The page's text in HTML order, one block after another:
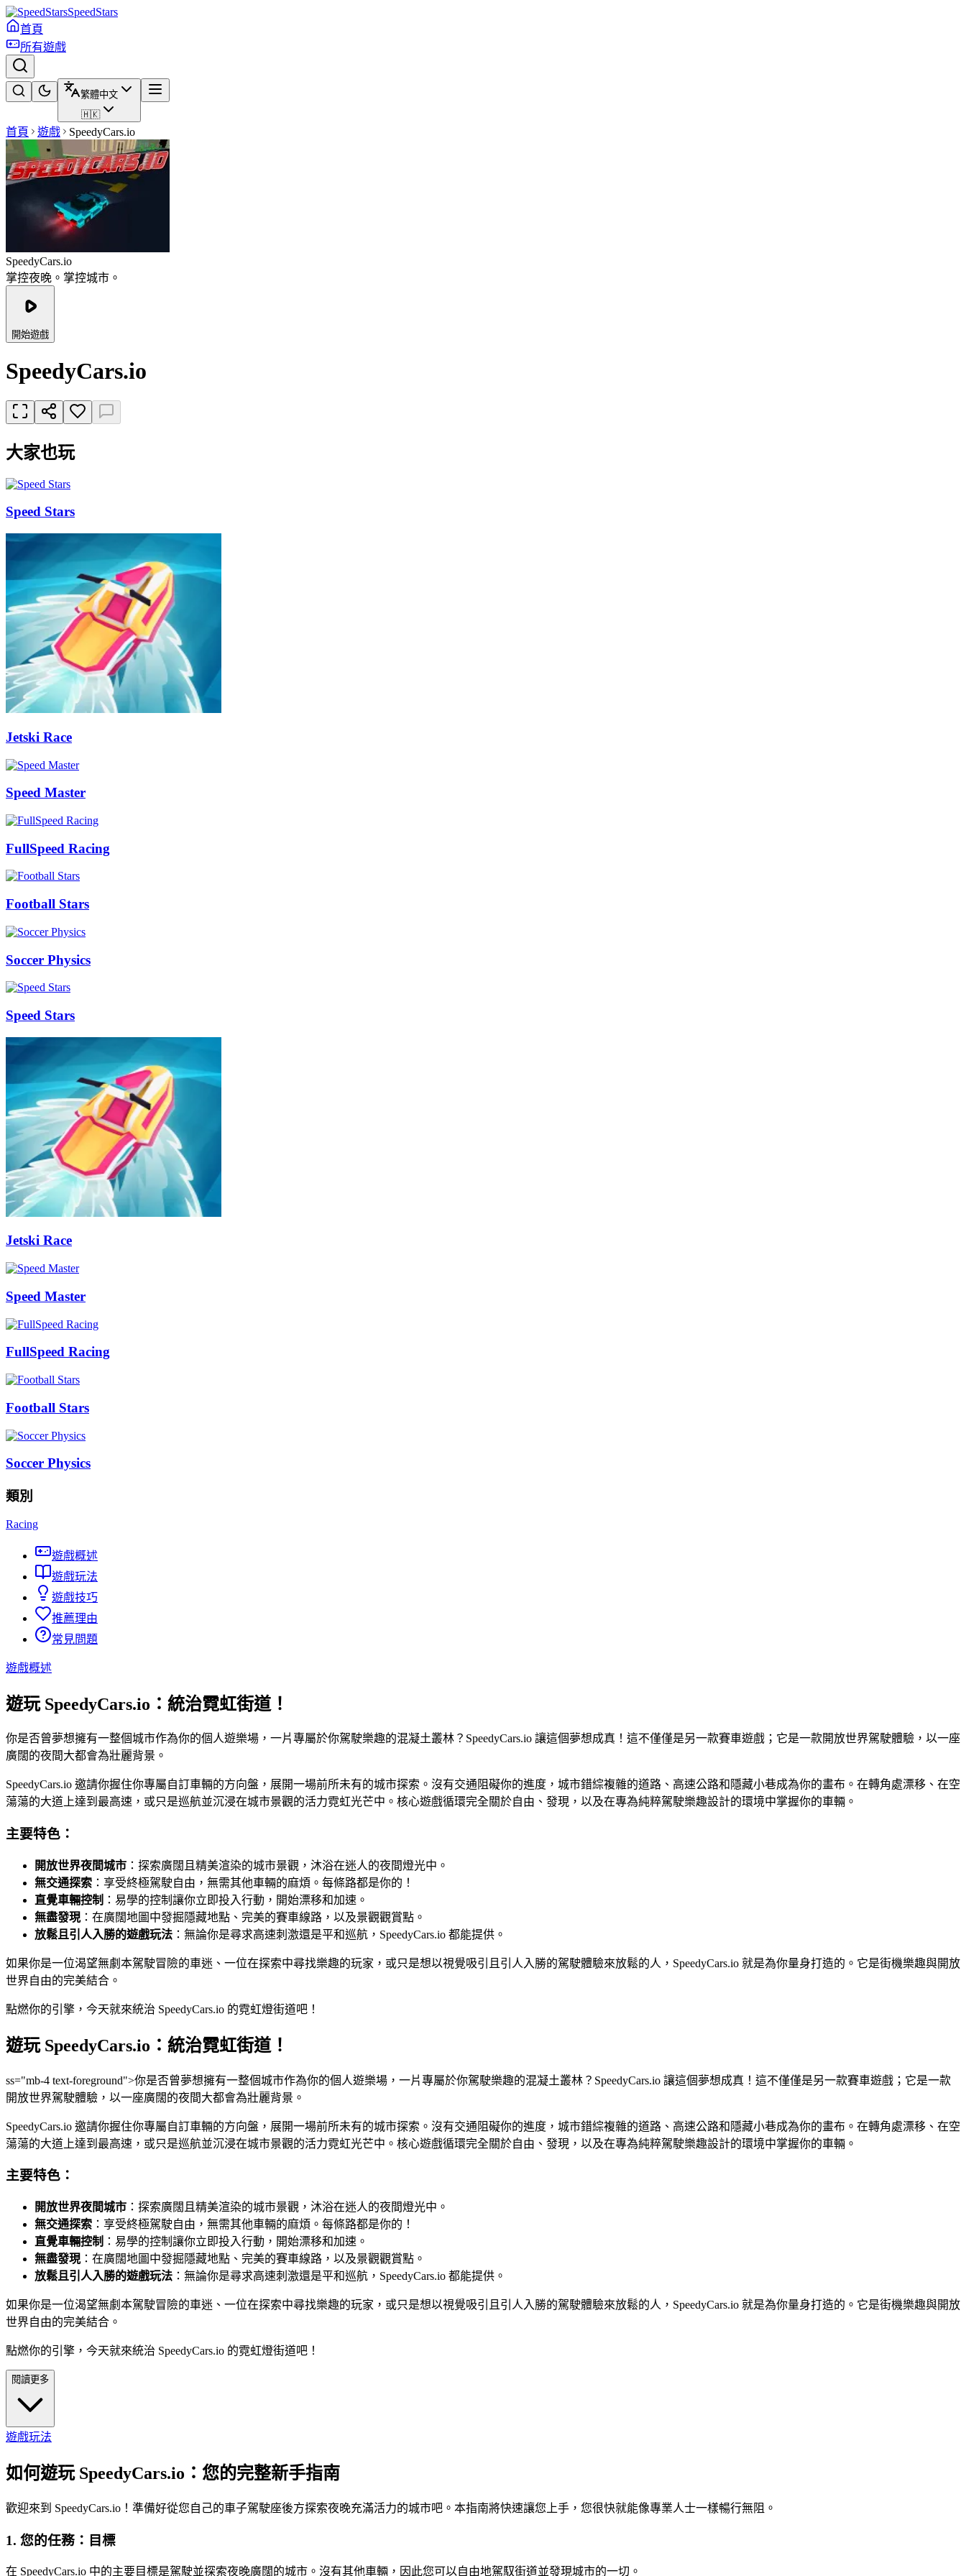
SpeedStars
首頁
所有遊戲
繁體中文
🇭🇰
首頁 遊戲 SpeedyCars.io
SpeedyCars.io
掌控夜晚。掌控城市。
開始遊戲
SpeedyCars.io
大家也玩
Speed Stars
Jetski Race
Speed Master
FullSpeed Racing
Football Stars
Soccer Physics
Speed Stars
Jetski Race
Speed Master
FullSpeed Racing
Football Stars
Soccer Physics
類別
Racing
遊戲概述
遊戲玩法
遊戲技巧
推薦理由
常見問題
遊戲概述
遊玩 SpeedyCars.io：統治霓虹街道！
你是否曾夢想擁有一整個城市作為你的個人遊樂場，一片專屬於你駕駛樂趣的混凝土叢林？SpeedyCars.io 讓這個夢想成真！這不僅僅是另一款賽車遊戲；它是一款開放世界駕駛體驗，以一座
廣闊的夜間大都會為壯麗背景。
SpeedyCars.io 邀請你握住你專屬自訂車輛的方向盤，展開一場前所未有的城市探索。沒有交通阻礙你的進度，城市錯綜複雜的道路、高速公路和隱藏小巷成為你的畫布。在轉角處漂移、在空
蕩蕩的大道上達到最高速，或只是巡航並沉浸在城市景觀的活力霓虹光芒中。核心遊戲循環完全關於自由、發現，以及在專為純粹駕駛樂趣設計的環境中掌握你的車輛。
主要特色：
開放世界夜間城市 ：探索廣闊且精美渲染的城市景觀，沐浴在迷人的夜間燈光中。
無交通探索 ：享受終極駕駛自由，無需其他車輛的麻煩。每條路都是你的！
直覺車輛控制 ：易學的控制讓你立即投入行動，開始漂移和加速。
無盡發現：在廣闊地圖中發掘隱藏地點、完美的賽車線路，以及景觀觀賞點。
放鬆且引人入勝的遊戲玩法 ：無論你是尋求高速刺激還是平和巡航，SpeedyCars.io 都能提供。
如果你是一位渴望無劇本駕駛冒險的車迷、一位在探索中尋找樂趣的玩家，或只是想以視覺吸引且引人入勝的駕駛體驗來放鬆的人，SpeedyCars.io 就是為你量身打造的。它是街機樂趣與開放
世界自由的完美結合。
點燃你的引擎，今天就來統治 SpeedyCars.io 的霓虹燈街道吧！
遊玩 SpeedyCars.io：統治霓虹街道！
ss="mb-4 text-foreground">你是否曾夢想擁有一整個城市作為你的個人遊樂場，一片專屬於你駕駛樂趣的混凝土叢林？SpeedyCars.io 讓這個夢想成真！這不僅僅是另一款賽車遊戲；它是一款
開放世界駕駛體驗，以一座廣闊的夜間大都會為壯麗背景。
SpeedyCars.io 邀請你握住你專屬自訂車輛的方向盤，展開一場前所未有的城市探索。沒有交通阻礙你的進度，城市錯綜複雜的道路、高速公路和隱藏小巷成為你的畫布。在轉角處漂移、在空
蕩蕩的大道上達到最高速，或只是巡航並沉浸在城市景觀的活力霓虹光芒中。核心遊戲循環完全關於自由、發現，以及在專為純粹駕駛樂趣設計的環境中掌握你的車輛。
主要特色：
開放世界夜間城市 ：探索廣闊且精美渲染的城市景觀，沐浴在迷人的夜間燈光中。
無交通探索 ：享受終極駕駛自由，無需其他車輛的麻煩。每條路都是你的！
直覺車輛控制 ：易學的控制讓你立即投入行動，開始漂移和加速。
無盡發現：在廣闊地圖中發掘隱藏地點、完美的賽車線路，以及景觀觀賞點。
放鬆且引人入勝的遊戲玩法 ：無論你是尋求高速刺激還是平和巡航，SpeedyCars.io 都能提供。
如果你是一位渴望無劇本駕駛冒險的車迷、一位在探索中尋找樂趣的玩家，或只是想以視覺吸引且引人入勝的駕駛體驗來放鬆的人，SpeedyCars.io 就是為你量身打造的。它是街機樂趣與開放
世界自由的完美結合。
點燃你的引擎，今天就來統治 SpeedyCars.io 的霓虹燈街道吧！
閱讀更多
遊戲玩法
如何遊玩 SpeedyCars.io：您的完整新手指南
歡迎來到 SpeedyCars.io！準備好從您自己的車子駕駛座後方探索夜晚充滿活力的城市吧。本指南將快速讓您上手，您很快就能像專業人士一樣暢行無阻。
1. 您的任務：目標
在 SpeedyCars.io 中的主要目標是駕駛並探索夜晚廣闊的城市。沒有其他車輛，因此您可以自由地駕馭街道並發現城市的一切。